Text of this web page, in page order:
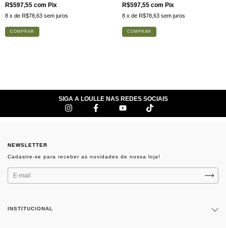
R$597,55 com Pix
8 x de R$78,63 sem juros
COMPRAR
R$597,55 com Pix
8 x de R$78,63 sem juros
COMPRAR
SIGA A LOULLE NAS REDES SOCIAIS
NEWSLETTER
INSTITUCIONAL